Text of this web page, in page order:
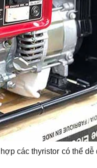
các thyristor có thể dễ